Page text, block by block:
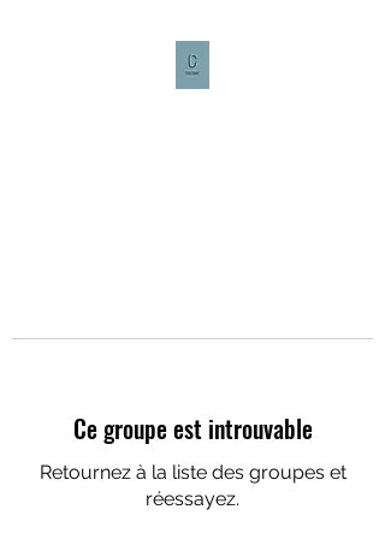
Ce groupe est introuvable
Retournez à la liste des groupes et
réessayez.